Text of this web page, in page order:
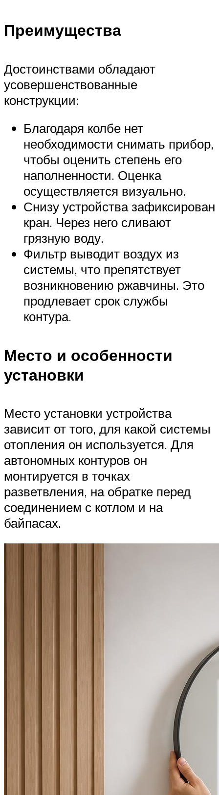
Преимущества
Достоинствами обладают
усовершенствованные
конструкции:
Благодаря колбе нет
необходимости снимать прибор,
чтобы оценить степень его
наполненности. Оценка
осуществляется визуально.
Снизу устройства зафиксирован
кран. Через него сливают
грязную воду.
Фильтр выводит воздух из
системы, что препятствует
возникновению ржавчины. Это
продлевает срок службы
контура.
Место и особенности
установки
Место установки устройства
зависит от того, для какой системы
отопления он используется. Для
автономных контуров он
монтируется в точках
разветвления, на обратке перед
соединением с котлом и на
байпасах.